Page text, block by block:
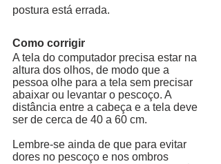
postura está errada.
Como corrigir
A tela do computador precisa estar na
altura dos olhos, de modo que a
pessoa olhe para a tela sem precisar
abaixar ou levantar o pescoço. A
distância entre a cabeça e a tela deve
ser de cerca de 40 a 60 cm.
Lembre-se ainda de que para evitar
dores no pescoço e nos ombros